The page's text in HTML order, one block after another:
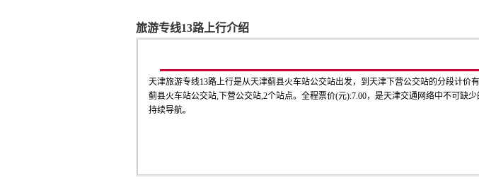
旅游专线13路上行介绍
天津旅游专线13路上行是从天津蓟县火车站公交站出发，到天津下营公交站的分段计价
蓟县火车站公交站,下营公交站,2个站点。全程票价(元):7.00，是天津交通网络中不可缺
持续导航。